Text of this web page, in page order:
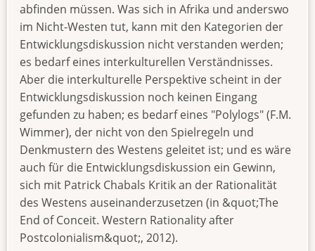
abfinden müssen. Was sich in Afrika und anderswo
im Nicht-Westen tut, kann mit den Kategorien der
Entwicklungsdiskussion nicht verstanden werden;
es bedarf eines interkulturellen Verständnisses.
Aber die interkulturelle Perspektive scheint in der
Entwicklungsdiskussion noch keinen Eingang
gefunden zu haben; es bedarf eines "Polylogs" (F.M.
Wimmer), der nicht von den Spielregeln und
Denkmustern des Westens geleitet ist; und es wäre
auch für die Entwicklungsdiskussion ein Gewinn,
sich mit Patrick Chabals Kritik an der Rationalität
des Westens auseinanderzusetzen (in &quot;The
End of Conceit. Western Rationality after
Postcolonialism&quot;, 2012).